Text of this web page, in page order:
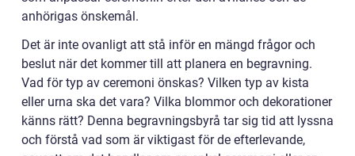
anhörigas önskemål.
Det är inte ovanligt att stå inför en mängd frågor och
beslut när det kommer till att planera en begravning.
Vad för typ av ceremoni önskas? Vilken typ av kista
eller urna ska det vara? Vilka blommor och dekorationer
känns rätt? Denna begravningsbyrå tar sig tid att lyssna
och förstå vad som är viktigast för de efterlevande,